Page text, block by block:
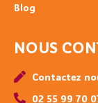
Blog
NOUS
Contactez
02 55 99 70